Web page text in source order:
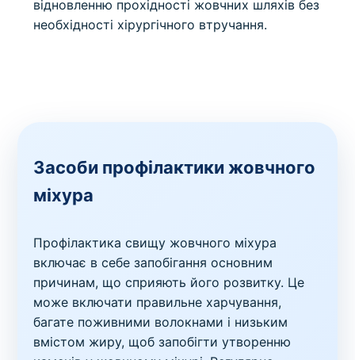
відновленню прохідності жовчних шляхів без
необхідності хірургічного втручання.
Засоби профілактики жовчного
міхура
Профілактика свищу жовчного міхура
включає в себе запобігання основним
причинам, що сприяють його розвитку. Це
може включати правильне харчування,
багате поживними волокнами і низьким
вмістом жиру, щоб запобігти утворенню